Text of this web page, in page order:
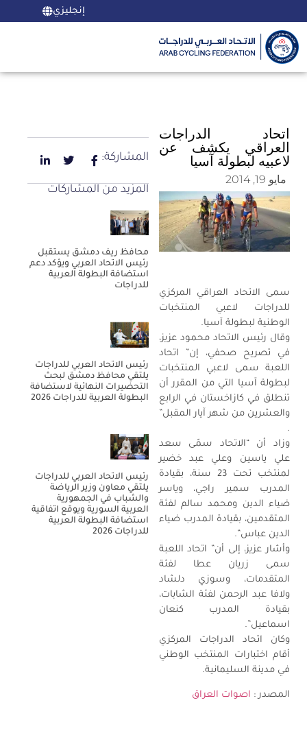
إنجليزي
اتحاد الدراجات
العراقي يكشف عن
لاعبيه لبطولة آسيا
مايو 19, 2014
سمى الاتحاد العراقي المركزي
للدراجات لاعبي المنتخبات
الوطنية لبطولة آسيا.
وقال رئيس الاتحاد محمود عزيز،
في تصريح صحفي، إن” اتحاد
اللعبة سمى لاعبي المنتخبات
لبطولة آسيا التي من المقرر أن
تنطلق في كازاخستان في الرابع
والعشرين من شهر آيار المقبل”
.
وزاد أن “الاتحاد سمّى سعد
علي ياسين وعلي عبد خضير
لمنتخب تحت 23 سنة، بقيادة
المدرب سمير راجي، وياسر
ضياء الدين ومحمد سالم لفئة
المتقدمين، بقيادة المدرب ضياء
الدين عباس”.
وأشار عزيز، إلى أن” اتحاد اللعبة
سمى زريان عطا لفئة
المتقدمات، وسوزي دلشاد
ولافا عبد الرحمن لفئة الشابات،
بقيادة المدرب كنعان
اسماعيل”.
وكان اتحاد الدراجات المركزي
أقام اختبارات المنتخب الوطني
في مدينة السليمانية.
المصدر : اصوات العراق
المشاركة:
المزيد من المشاركات
محافظ ريف دمشق يستقبل
رئيس الاتحاد العربي ويؤكد دعم
استضافة البطولة العربية
للدراجات
رئيس الاتحاد العربي للدراجات
يلتقي محافظ دمشق لبحث
التحضيرات النهائية لاستضافة
البطولة العربية للدراجات 2026
رئيس الاتحاد العربي للدراجات
يلتقي معاون وزير الرياضة
والشباب في الجمهورية
العربية السورية ويوقع اتفاقية
استضافة البطولة العربية
للدراجات 2026